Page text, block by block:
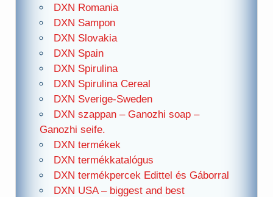
DXN Romania
DXN Sampon
DXN Slovakia
DXN Spain
DXN Spirulina
DXN Spirulina Cereal
DXN Sverige-Sweden
DXN szappan – Ganozhi soap –
Ganozhi seife.
DXN termékek
DXN termékkatalógus
DXN termékpercek Edittel és Gáborral
DXN USA – biggest and best